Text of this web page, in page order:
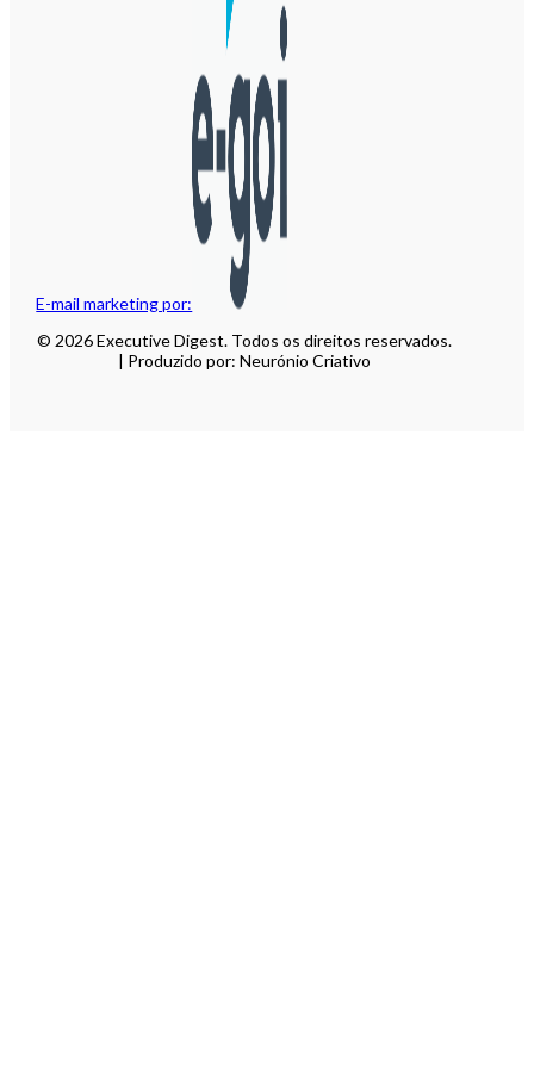
E-mail marketing por:
© 2026 Executive Digest. Todos os direitos reservados.
| Produzido por: Neurónio Criativo